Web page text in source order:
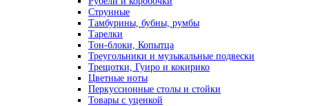
Струнные
Тамбурины, бубны, румбы
Тарелки
Тон-блоки, Копытца
Треугольники и музыкальные подвески
Трещотки, Гуиро и кокирико
Цветные ноты
Перкуссионные столы и стойки
Товары с уценкой